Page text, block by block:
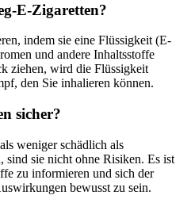
E-Zigaretten?
indem sie eine Flüssigkeit (E-
und andere Inhaltsstoffe
ziehen, wird die Flüssigkeit
den Sie inhalieren können.
sicher?
weniger schädlich als
sind sie nicht ohne Risiken. Es ist
zu informieren und sich der
bewusst zu sein.